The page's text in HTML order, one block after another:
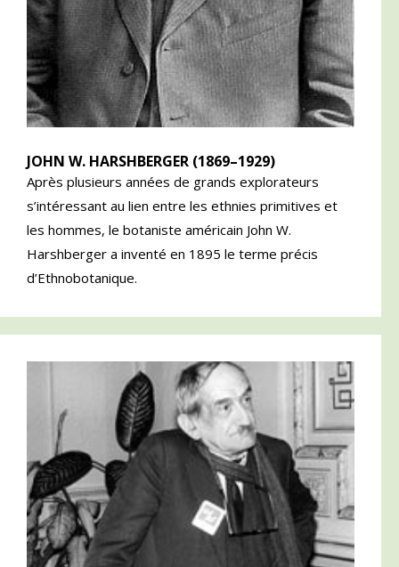
JOHN W. HARSHBERGER (1869–1929)
Après plusieurs années de grands explorateurs
s’intéressant au lien entre les ethnies primitives et
les hommes, le botaniste américain John W.
Harshberger a inventé en 1895 le terme précis
d’Ethnobotanique.